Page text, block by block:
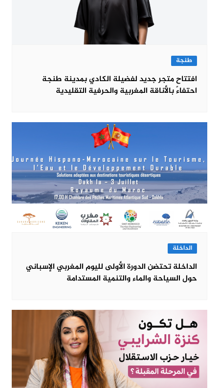
طنجة
افتتاح متجر جديد لفضيلة الكادي بمدينة طنجة
احتفاءً بالأناقة المغربية والحرفية التقليدية
الداخلة
الداخلة تحتضن الدورة الأولى لليوم المغربي الإسباني
حول السياحة والماء والتنمية المستدامة